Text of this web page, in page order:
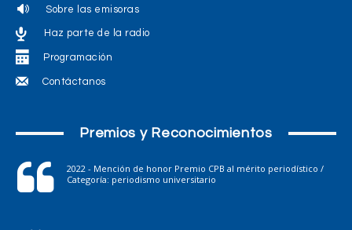
Sobre las emisoras
Haz parte de la radio
Programación
Contáctanos
Premios y Reconocimientos
2022 - Mención de honor Premio CPB al mérito periodístico /
Categoría: periodismo universitario